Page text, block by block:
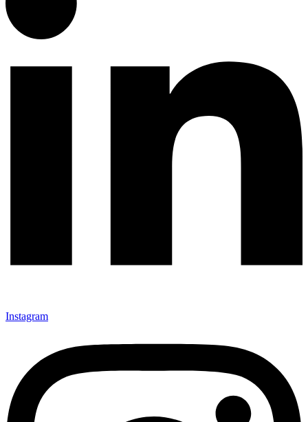
Instagram